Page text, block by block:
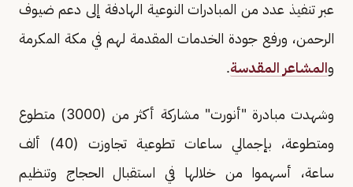
عبر تنفيذ عدد من المبادرات النوعية الهادفة إلى دعم ضيوف
الرحمن، ورفع جودة الخدمات المقدمة لهم في مكة المكرمة
والمشاعر المقدسة.
وشهدت مبادرة "أنورت" مشاركة أكثر من (3000) متطوع
ومتطوعة، بإجمالي ساعات تطوعية تجاوزت (40) ألف
ساعة، أسهموا من خلالها في استقبال الحجاج وتنظيم